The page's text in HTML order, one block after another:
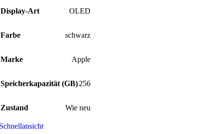
Display-Art OLED
Farbe schwarz
Marke Apple
Speicherkapazität (GB)256
Zustand Wie neu